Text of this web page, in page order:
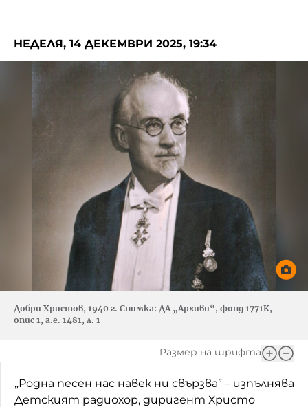
БНР Новини
Детското.БНР
НЕДЕЛЯ, 14 ДЕКЕМВРИ 2025, 19:34
Добри Христов, 1940 г. Снимка: ДА „Архиви“, фонд 1771К,
опис 1, а.е. 1481, л. 1
Размер на шрифта
„Родна песен нас навек ни свързва” – изпълнява
Детският радиохор, диригент Христо